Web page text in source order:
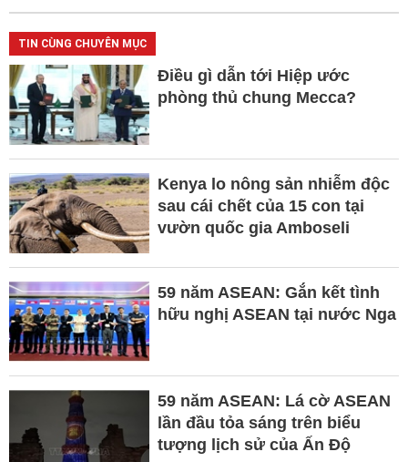
TIN CÙNG CHUYÊN MỤC
Điều gì dẫn tới Hiệp ước
phòng thủ chung Mecca?
Kenya lo nông sản nhiễm độc
sau cái chết của 15 con tại
vườn quốc gia Amboseli
59 năm ASEAN: Gắn kết tình
hữu nghị ASEAN tại nước Nga
59 năm ASEAN: Lá cờ ASEAN
lần đầu tỏa sáng trên biểu
tượng lịch sử của Ấn Độ